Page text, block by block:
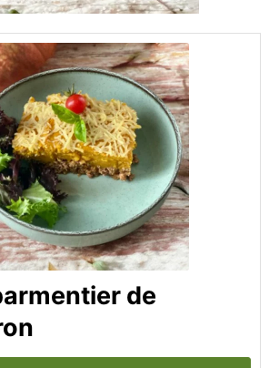
de